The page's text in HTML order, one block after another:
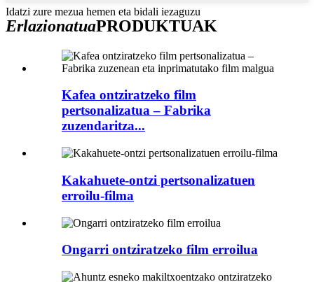
Idatzi zure mezua hemen eta bidali iezaguzu
ErlazionatuaPRODUKTUAK
Kafea ontziratzeko film
pertsonalizatua – Fabrika
zuzendaritza...
Kakahuete-ontzi pertsonalizatuen
erroilu-filma
Ongarri ontziratzeko film erroilua